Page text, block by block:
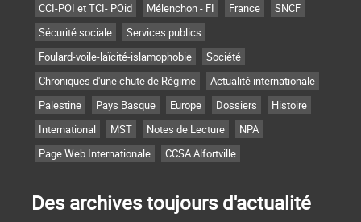
CCI-POI et TCI- POid
Mélenchon - FI France
SNCF
Sécurité sociale
Services publics
Foulard-voile-laïcité-islamophobie
Société
Chroniques d'une chute de Régime
Actualité internationale
Palestine
Pays Basque Europe Dossiers
Histoire
International
MST Notes de Lecture
NPA
Page Web Internationale
CCSA Alfortville
Des archives toujours d'actualité